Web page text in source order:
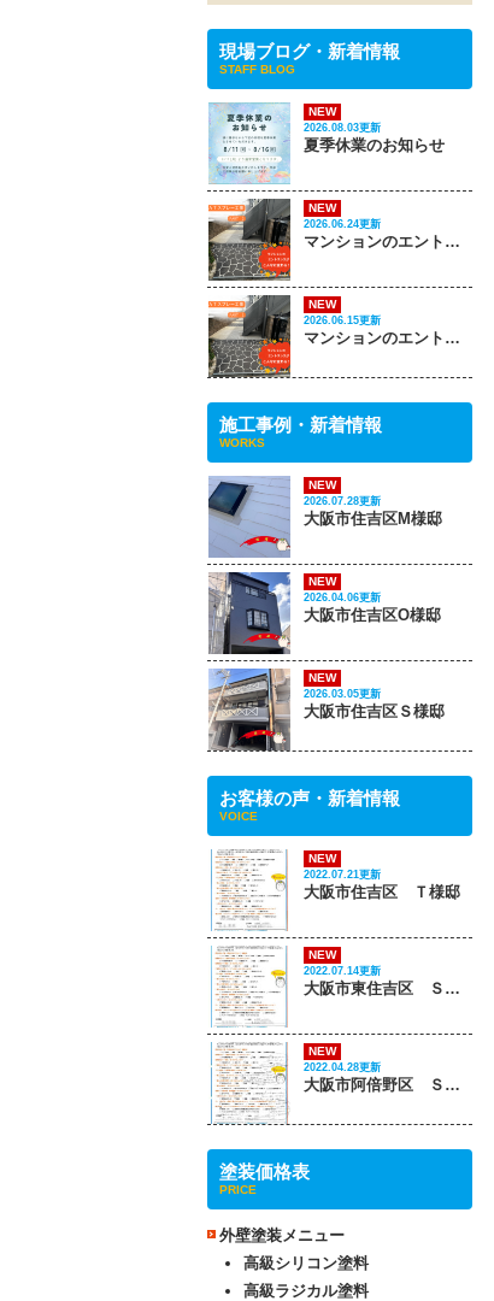
現場ブログ・新着情報
STAFF BLOG
NEW
2026.08.03更新
夏季休業のお知らせ
NEW
2026.06.24更新
マンションのエントランスがこんなに変わる‼ PART 2
NEW
2026.06.15更新
マンションのエントランスがこんなに変わる‼ PART 1
施工事例・新着情報
WORKS
NEW
2026.07.28更新
大阪市住吉区M様邸
NEW
2026.04.06更新
大阪市住吉区O様邸
NEW
2026.03.05更新
大阪市住吉区Ｓ様邸
お客様の声・新着情報
VOICE
NEW
2022.07.21更新
大阪市住吉区 Ｔ様邸
NEW
2022.07.14更新
大阪市東住吉区 Ｓ様邸
NEW
2022.04.28更新
大阪市阿倍野区 Ｓ様邸
塗装価格表
PRICE
外壁塗装メニュー
高級シリコン塗料
高級ラジカル塗料